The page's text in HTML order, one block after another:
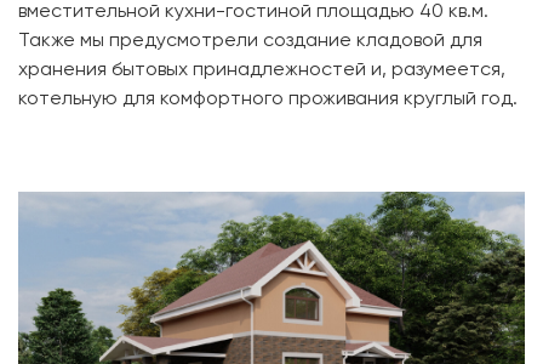
вместительной кухни-гостиной площадью 40 кв.м.
Также мы предусмотрели создание кладовой для
хранения бытовых принадлежностей и, разумеется,
котельную для комфортного проживания круглый год.